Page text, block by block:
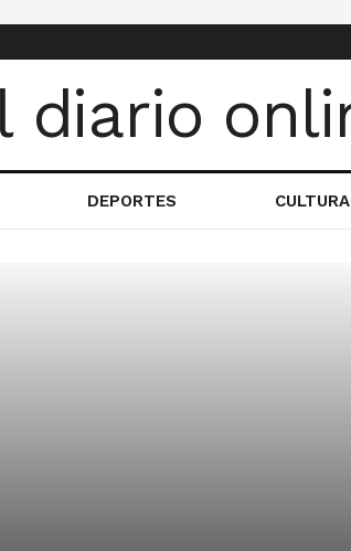
DEPORTES CULTURA